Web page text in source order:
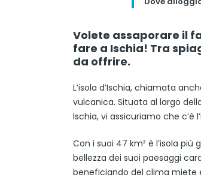
Volete assaporare il
fare a Ischia! Tra
da offrire.
L’isola d’Ischia, chiamata
vulcanica. Situata al largo
Ischia, vi assicuriamo che c’è
Con i suoi 47 km² è l’isola
bellezza dei suoi paesaggi
beneficiando del clima miete